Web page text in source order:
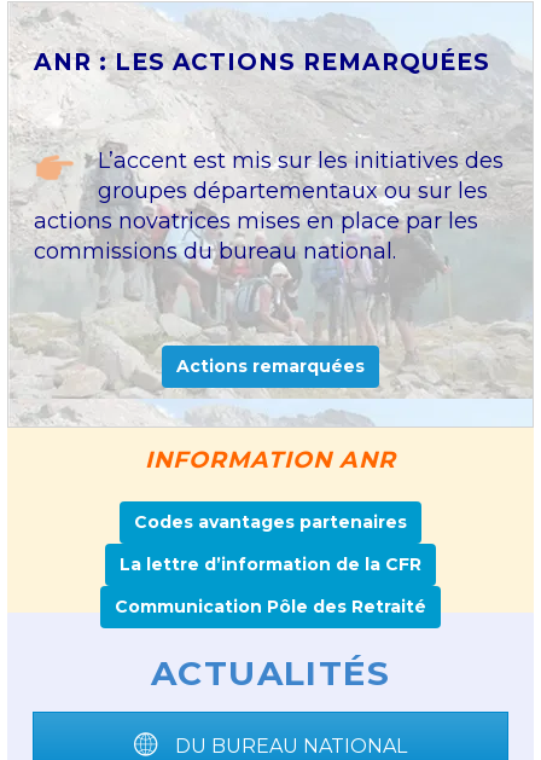
ANR : LES ACTIONS REMARQUÉES
L’accent est mis sur les initiatives des
groupes départementaux ou sur les
actions novatrices mises en place par les
commissions du bureau national.
Actions remarquées
INFORMATION ANR
Codes avantages partenaires
La lettre d’information de la CFR
Communication Pôle des Retraité
ACTUALITÉS
DU BUREAU NATIONAL